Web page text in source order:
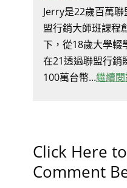
Jerry是22歲百萬
盟行銷大師班課程
下，從18歲大學輟
在21透過聯盟行銷
100萬台幣...繼續
Click Here
Comment